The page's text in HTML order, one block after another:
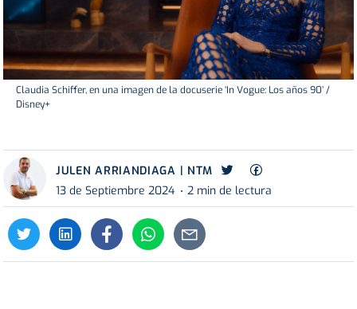
Claudia Schiffer, en una imagen de la docuserie ‘In Vogue: Los años 90’ /
Disney+
JULEN ARRIANDIAGA | NTM
13 de Septiembre 2024
2 min de lectura